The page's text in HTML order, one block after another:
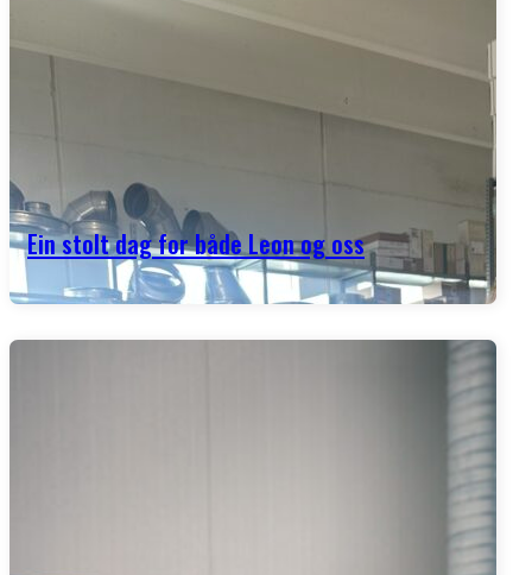
Ein stolt dag for både Leon og oss